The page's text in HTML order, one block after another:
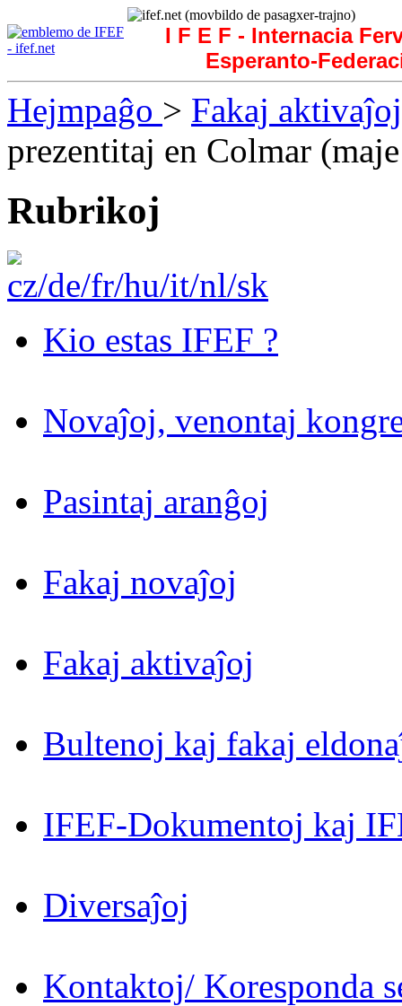
I F E F - Internacia
Esperanto-
Hejmpaĝo > Fakaj aktivaĵoj
prezentitaj en Colmar
Rubrikoj
Kio estas IFEF ?
Novaĵoj, venontaj
Pasintaj aranĝoj
Fakaj novaĵoj
Fakaj aktivaĵoj
Bultenoj kaj fakaj
IFEF-Dokumentoj kaj
Diversaĵoj
Kontaktoj/ Koresponda